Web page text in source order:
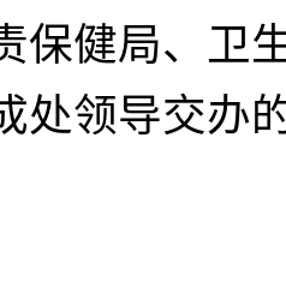
保健局、卫
处领导交办